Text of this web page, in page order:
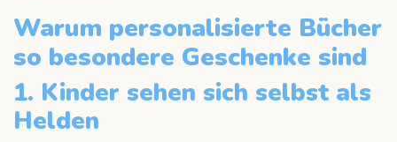
Warum personalisierte Bücher
so besondere Geschenke sind
1. Kinder sehen sich selbst als
Helden